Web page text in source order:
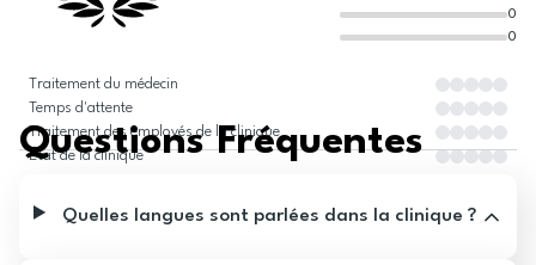
0
0
Traitement du médecin
Temps d'attente
Traitement des employés de la clinique
État de la clinique
Questions Fréquentes
Quelles langues sont parlées dans la clinique ?